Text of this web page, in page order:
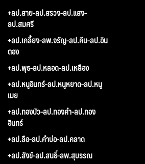
+ลป.สาย-ลป.สรวง-ลป.แสง-
ลป.สมศรี
+ลป.เกลี้ยง-ลพ.จรัญ-ลป.คีบ-ลป.อิน
ตอง
+ลป.พุธ-ลป.หลอด-ลป.เหลือง
+ลป.หนูอินทร์-ลป.หนูหยาด-ลป.หนู
เมย
+ลป.ทองบัว-ลป.ทองคำ-ลป.ทอง
อินทร์
+ลป.ลือ-ลป.คำบ่อ-ลป.คลาด
+ลป.สังข์-ลป.สนธิ์-ลพ.สุบรรณ